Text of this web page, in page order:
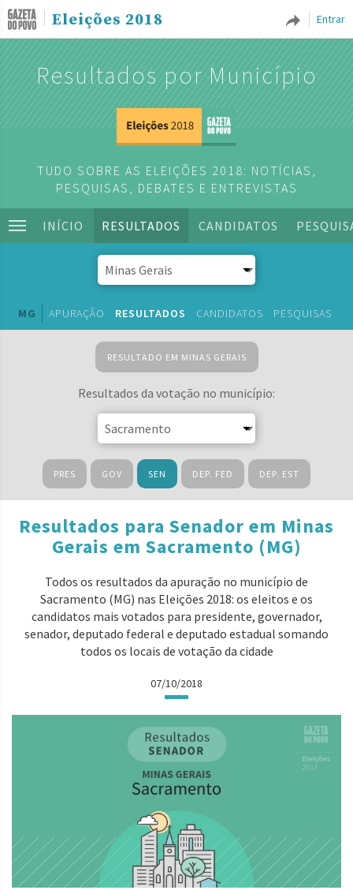
Entrar
Eleições 2018
Resultados por Município
TUDO SOBRE AS ELEIÇÕES 2018: NOTÍCIAS,
PESQUISAS, DEBATES E ENTREVISTAS
INÍCIO RESULTADOS CANDIDATOS
MG APURAÇÃO RESULTADOS CANDIDATOS PESQUISAS
RESULTADO EM MINAS GERAIS
Resultados da votação no município:
PRES GOV SEN DEP. FED DEP. EST
Resultados para Senador em Minas
Gerais em Sacramento (MG)
Todos os resultados da apuração no município de
Sacramento (MG) nas Eleições 2018: os eleitos e os
candidatos mais votados para presidente, governador,
senador, deputado federal e deputado estadual somando
todos os locais de votação da cidade
07/10/2018